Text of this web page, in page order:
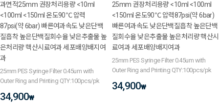
과면적25mm 권장처리용량 <10ml
<100ml <150ml 온도90℃ 압력
87psi(약 6bar) 빠른여과속도 낮은단백
질흡착 높은단백질회수율 낮은추출물 높
은처리량 핵산시료여과 세포배양배지여
과
25mm PES Syringe Filter 0.45um with
Outer Ring and Printing QTY:100pcs/pk
34,900₩
25mm 권장처리용량 <10ml <100ml
<150ml 온도90℃ 압력87psi(약 6bar)
빠른여과속도 낮은단백질흡착 높은단백
질회수율 낮은추출물 높은처리량 핵산시
료여과 세포배양배지여과
25mm PES Syringe Filter 0.45um with
Outer Ring and Printing QTY:100pcs/pk
34,900₩